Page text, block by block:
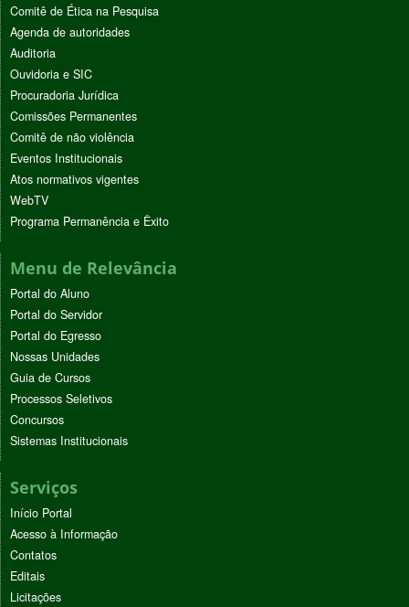
Comitê de Ética na Pesquisa
Agenda de autoridades
Auditoria
Ouvidoria e SIC
Procuradoria Jurídica
Comissões Permanentes
Comitê de não violência
Eventos Institucionais
Atos normativos vigentes
WebTV
Programa Permanência e Êxito
Menu de Relevância
Portal do Aluno
Portal do Servidor
Portal do Egresso
Nossas Unidades
Guia de Cursos
Processos Seletivos
Concursos
Sistemas Institucionais
Serviços
Início Portal
Acesso à Informação
Contatos
Editais
Licitações